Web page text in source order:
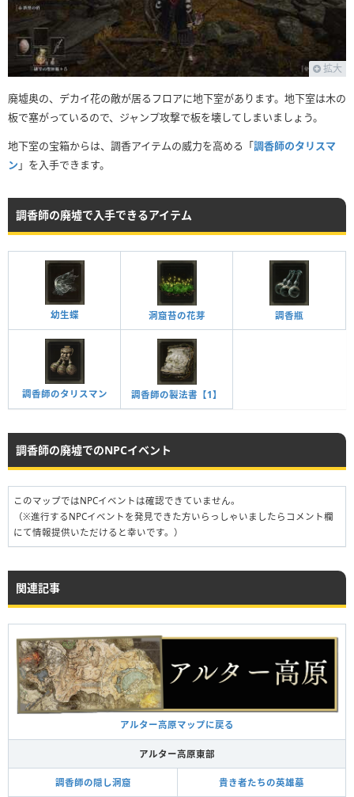
拡大
廃墟奥の、デカイ花の敵が居るフロアに地下室があります。地下室は木の
板で塞がっているので、ジャンプ攻撃で板を壊してしまいましょう。
地下室の宝箱からは、調香アイテムの威力を高める「調香師のタリスマ
ン 」を入手できます。
調香師の廃墟で入手できるアイテム
幼生蝶 洞窟苔の花芽 調香瓶
調香師のタリスマン 調香師の製法書【1】
調香師の廃墟でのNPCイベント
このマップではNPCイベントは確認できていません。
（※進行するNPCイベントを発見できた方いらっしゃいましたらコメント欄
にて情報提供いただけると幸いです。）
関連記事
アルター高原マップに戻る
アルター高原東部
調香師の隠し洞窟 貴き者たちの英雄墓